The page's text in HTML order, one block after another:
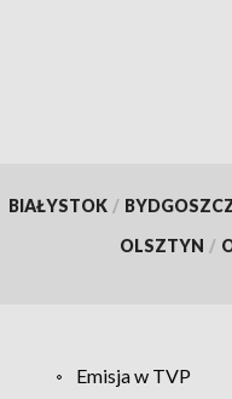
BIAŁYSTOK /
OLSZTYN /
Emisja w TVP